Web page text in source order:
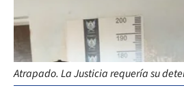
Atrapado. La Justicia requería su